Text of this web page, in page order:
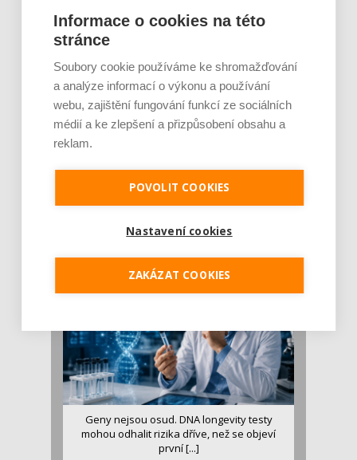
stravě ho mám dostatek. Znáte nejčastějš [...]
v oblasti zdraví, výživy i dlouhověkosti. Přesto
se o ně...
Geny nejsou osud. DNA longevity testy
mohou odhalit rizika dříve, než se objeví
první [...]
Informace o cookies na této
stránce
Soubory cookie používáme ke shromažďování
a analýze informací o výkonu a používání
webu, zajištění fungování funkcí ze sociálních
médií a ke zlepšení a přizpůsobení obsahu a
reklam.
POVOLIT COOKIES
Nastavení cookies
ZAKÁZAT COOKIES